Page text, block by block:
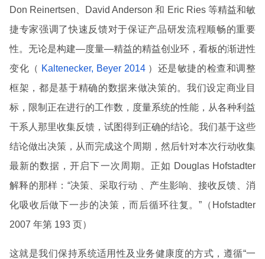
Don Reinertsen、David Anderson 和 Eric Ries 等精益和敏
捷专家强调了快速反馈对于保证产品研发流程顺畅的重要
性。无论是构建—度量—精益的精益创业环，看板的渐进性
变化（ Kaltenecker, Beyer 2014 ）还是敏捷的检查和调整
框架，都是基于精确的数据来做决策的。我们设定商业目
标，限制正在进行的工作数，度量系统的性能，从各种利益
干系人那里收集反馈，试图得到正确的结论。我们基于这些
结论做出决策，从而完成这个周期，然后针对本次行动收集
最新的数据，开启下一次周期。正如 Douglas Hofstadter
解释的那样：“决策、采取行动 、产生影响、接收反馈、消
化吸收后做下一步的决策，而后循环往复。”（Hofstadter
2007 年第 193 页）
这就是我们保持系统适用性及业务健康度的方式，遵循“一